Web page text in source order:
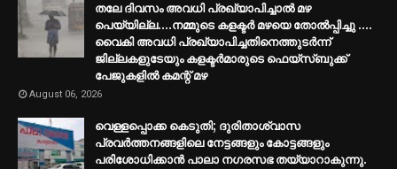
തലേ ദിവസം അവധി പ്രഖ്യാപിച്ചാല്‍ മഴ
പെയ്യില്ല....നമ്മുടെ കളക്ടര്‍ മഴയെ തോല്‍പ്പിച്ചു ....
വൈകി അവധി പ്രഖ്യാപിച്ചതിനെത്തുടര്‍ന്ന്
ജില്ലകളുടേയും കളക്ടര്‍മാരുടെ ഫെയ്‌സ്ബുക്ക്
പേജുകളില്‍ കമന്റ് മഴ
August 06, 2026
വെള്ളപ്പൊക്ക കെടുതി; ദുരിതാശ്വാസ
പ്രവര്‍ത്തനങ്ങളിലെ നേട്ടങ്ങളും കോട്ടങ്ങളും
പരിശോധിക്കാന്‍ പാലാ നഗരസഭ തയ്യാറാകുന്നു.